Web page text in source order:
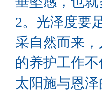
2。光泽度要
采自然而来
的养护工作
太阳施与恩泽